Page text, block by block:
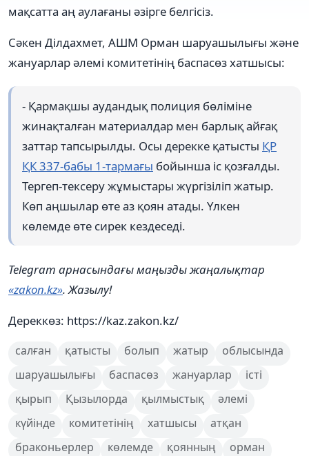
мақсатта аң аулағаны әзірге белгісіз.
Сәкен Ділдахмет, АШМ Орман шаруашылығы және
жануарлар әлемі комитетінің баспасөз хатшысы:
- Қармақшы аудандық полиция бөліміне
жинақталған материалдар мен барлық айғақ
заттар тапсырылды. Осы дерекке қатысты ҚР
ҚК 337-бабы 1-тармағы бойынша іс қозғалды.
Тергеп-тексеру жұмыстары жүргізіліп жатыр.
Көп аңшылар өте аз қоян атады. Үлкен
көлемде өте сирек кездеседі.
Telegram арнасындағы маңызды жаңалықтар
«zakon.kz». Жазылу!
Дереккөз: https://kaz.zakon.kz/
салған қатысты болып жатыр
облысында
шаруашылығы
баспасөз жануарлар
істі
қырып
Қызылорда қылмыстық
әлемі
күйінде
комитетінің хатшысы
атқан
браконьерлер
көлемде қоянның
орман